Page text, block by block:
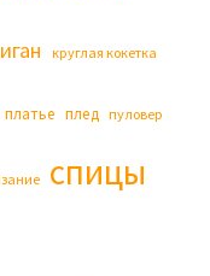
круглая кокетка
платье плед пуловер
спицы